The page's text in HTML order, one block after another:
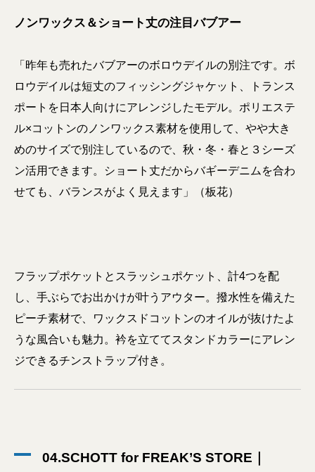
ノンワックス＆ショート丈の注目バブアー
「昨年も売れたバブアーのボロウデイルの別注です。ボ
ロウデイルは短丈のフィッシングジャケット、トランス
ポートを日本人向けにアレンジしたモデル。ポリエステ
ル×コットンのノンワックス素材を使用して、やや大き
めのサイズで別注しているので、秋・冬・春と３シーズ
ン活用できます。ショート丈だからバギーデニムを合わ
せても、バランスがよく見えます」（板花）
フラップポケットとスラッシュポケット、計4つを配
し、手ぶらでお出かけが叶うアウター。撥水性を備えた
ピーチ素材で、ワックスドコットンのオイルが抜けたよ
うな風合いも魅力。衿を立ててスタンドカラーにアレン
ジできるチンストラップ付き。
04.SCHOTT for FREAK’S STORE｜